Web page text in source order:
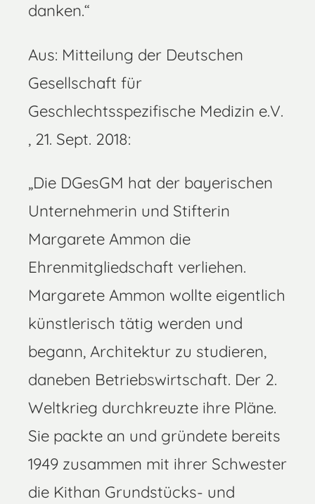
danken.“
Aus: Mitteilung der Deutschen
Gesellschaft für
Geschlechtsspezifische Medizin e.V.
, 21. Sept. 2018:
„Die DGesGM hat der bayerischen
Unternehmerin und Stifterin
Margarete Ammon die
Ehrenmitgliedschaft verliehen.
Margarete Ammon wollte eigentlich
künstlerisch tätig werden und
begann, Architektur zu studieren,
daneben Betriebswirtschaft. Der 2.
Weltkrieg durchkreuzte ihre Pläne.
Sie packte an und gründete bereits
1949 zusammen mit ihrer Schwester
die Kithan Grundstücks- und